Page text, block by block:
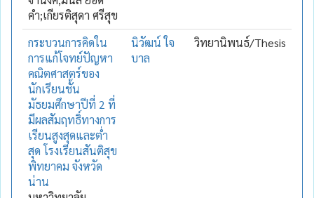
คำ;เกียรติสุดา ศรีสุข
กระบวนการคิดใน
การแก้โจทย์ปัญหา
คณิตศาสตร์ของ
นักเรียนชั้น
มัธยมศึกษาปีที่ 2 ที่
มีผลสัมฤทธิ์ทางการ
เรียนสูงสุดและต่ำ
สุด โรงเรียนสันติสุข
พิทยาคม จังหวัด
น่าน
นิวัฒน์ ใจ
บาล
วิทยานิพนธ์/Thesis